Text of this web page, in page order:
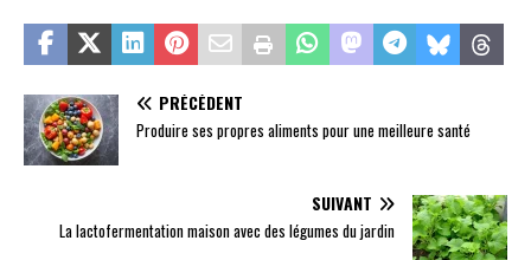
PRÉCÉDENT
Produire ses propres aliments pour une meilleure santé
SUIVANT
La lactofermentation maison avec des légumes du jardin